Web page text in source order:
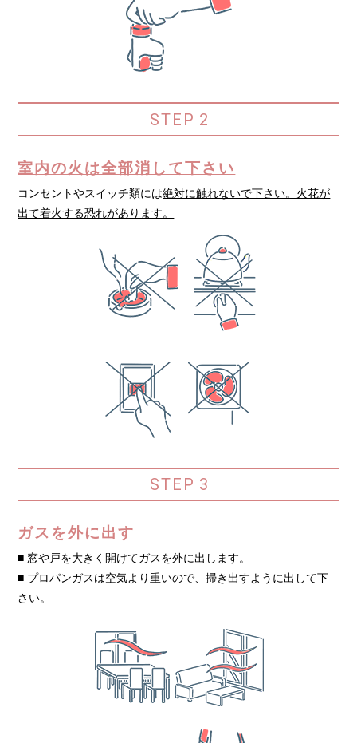
STEP 2
室内の火は全部消して下さい
コンセントやスイッチ類には絶対に触れないで下さい。火花が
出て着火する恐れがあります。
STEP 3
ガスを外に出す
■ 窓や戸を大きく開けてガスを外に出します。
■ プロパンガスは空気より重いので、掃き出すように出して下
さい。